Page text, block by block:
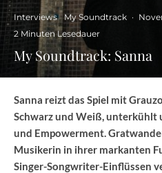
Interviews My Soundtrack ·
2 Minuten Lesedauer
My Soundtrack: Sanna
Sanna reizt das Spiel mit
Schwarz und Weiß, unterkühlt
und Empowerment.
Musikerin in ihrer markanten
Singer-Songwriter-Einflüssen